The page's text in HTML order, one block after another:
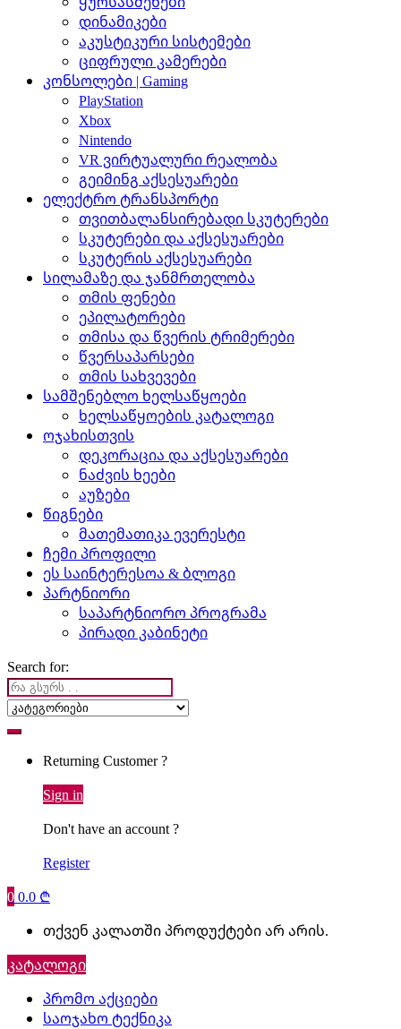
დინამიკები
აკუსტიკური სისტემები
ციფრული კამერები
კონსოლები | Gaming
PlayStation
Xbox
Nintendo
VR ვირტუალური რეალობა
გეიმინგ აქსესუარები
ელექტრო ტრანსპორტი
თვითბალანსირებადი სკუტერები
სკუტერები და აქსესუარები
სკუტერის აქსესუარები
სილამაზე და ჯანმრთელობა
თმის ფენები
ეპილატორები
თმისა და წვერის ტრიმერები
წვერსაპარსები
თმის სახვევები
სამშენებლო ხელსაწყოები
ხელსაწყოების კატალოგი
ოჯახისთვის
დეკორაცია და აქსესუარები
ნაძვის ხეები
აუზები
წიგნები
მათემათიკა ევერესტი
ჩემი პროფილი
ეს საინტერესოა & ბლოგი
პარტნიორი
საპარტნიორო პროგრამა
პირადი კაბინეტი
Search for:
Returning Customer ?
Sign in
Don't have an account ?
Register
00.0 ₾
თქვენ კალათში პროდუქტები არ არის.
კატალოგი
პრომო აქციები
საოჯახო ტექნიკა